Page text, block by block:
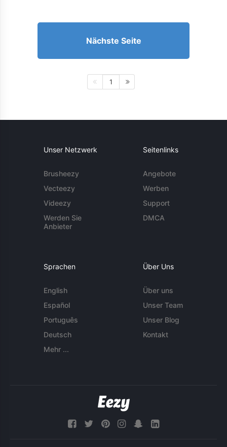
Nächste Seite
1
Unser Netzwerk
Brusheezy
Vecteezy
Videezy
Werden Sie
Anbieter
Seitenlinks
Angebote
Werben
Support
DMCA
Sprachen
English
Español
Português
Deutsch
Mehr ...
Über Uns
Über uns
Unser Team
Unser Blog
Kontakt